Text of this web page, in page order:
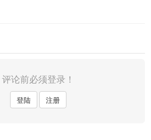
评论前必须登录！
登陆 注册